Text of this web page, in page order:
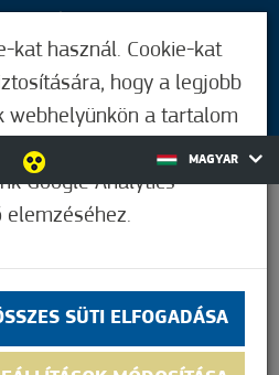
MAGYAR
kat használ. Cookie-kat
hogy a legjobb
webhelyünkön a tartalom
szabásához,
Google Analytics
SÜTI ELFOGADÁSA